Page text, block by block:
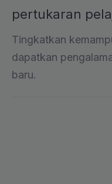
pertukaran
Tingkatkan
dapatkan
baru.